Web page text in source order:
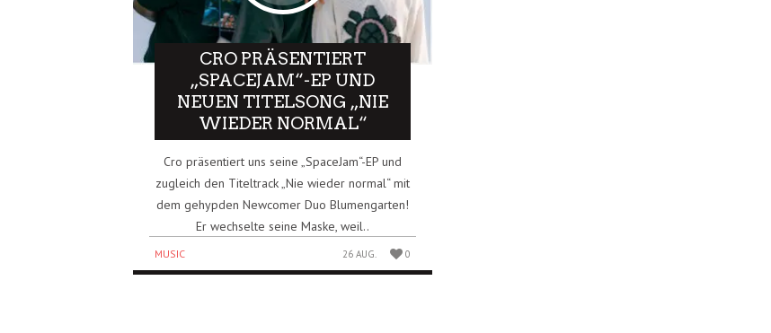
CRO PRÄSENTIERT
„SPACEJAM“-EP UND
NEUEN TITELSONG „NIE
WIEDER NORMAL“
Cro präsentiert uns seine „SpaceJam“-EP und
zugleich den Titeltrack „Nie wieder normal“ mit
dem gehypden Newcomer Duo Blumengarten!
Er wechselte seine Maske, weil..
MUSIC 26 AUG. 0